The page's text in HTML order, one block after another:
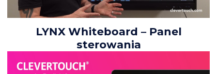
LYNX Whiteboard – Panel
sterowania